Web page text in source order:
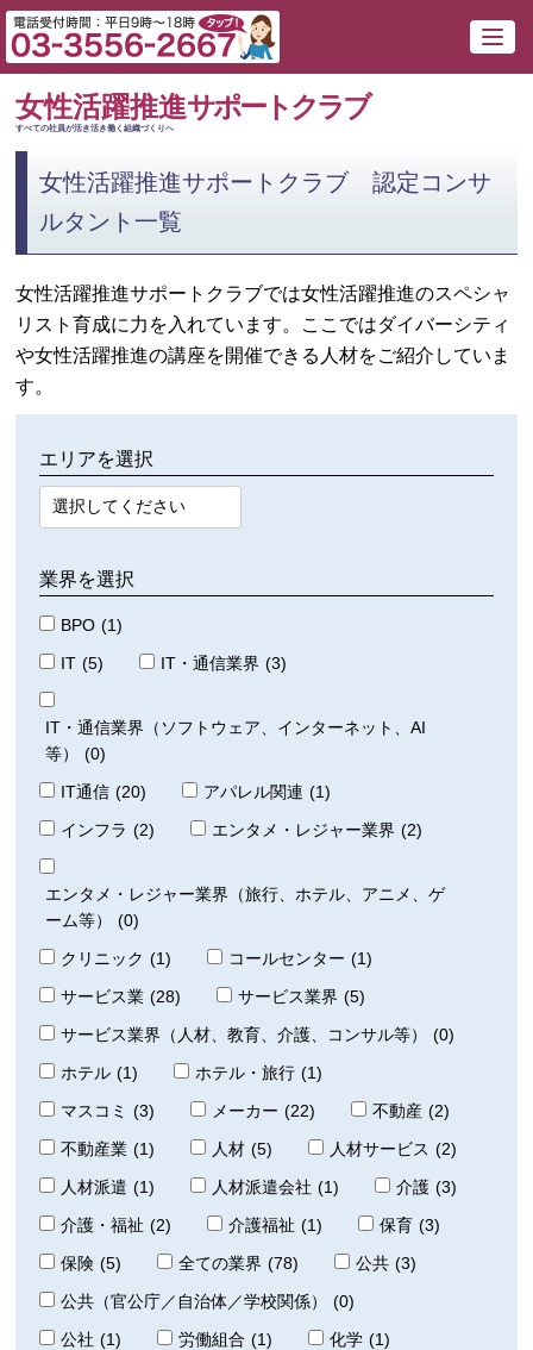
女性活躍推進サポートクラブ
すべての社員が活き活き働く組織づくりへ
女性活躍推進サポートクラブ 認定コンサ
ルタント一覧
女性活躍推進サポートクラブでは女性活躍推進のスペシャ
リスト育成に力を入れています。ここではダイバーシティ
や女性活躍推進の講座を開催できる人材をご紹介していま
す。
エリアを選択
業界を選択
BPO (1)
IT (5) IT・通信業界 (3)
IT・通信業界（ソフトウェア、インターネット、AI
等）
(0)
IT通信 (20) アパレル関連 (1)
インフラ (2) エンタメ・レジャー業界 (2)
エンタメ・レジャー業界（旅行、ホテル、アニメ、ゲ
ーム等）
(0)
クリニック (1) コールセンター (1)
サービス業 (28) サービス業界 (5)
サービス業界（人材、教育、介護、コンサル等）
(0)
ホテル (1) ホテル・旅行 (1)
マスコミ (3) メーカー (22) 不動産 (2)
不動産業 (1) 人材 (5) 人材サービス (2)
人材派遣 (1) 人材派遣会社 (1) 介護 (3)
介護・福祉 (2) 介護福祉 (1) 保育 (3)
保険 (5) 全ての業界 (78) 公共 (3)
公共（官公庁／自治体／学校関係）
(0)
公社 (1) 労働組合 (1) 化学 (1)